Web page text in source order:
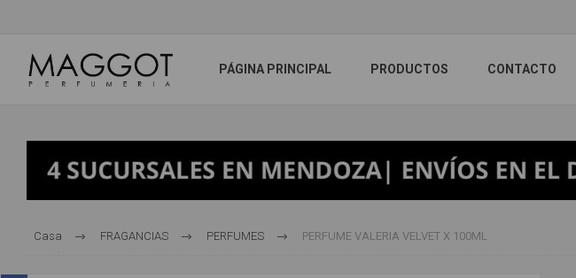
PÁGINA PRINCIPAL PRODUCTOS CONTACTO
Casa FRAGANCIAS PERFUMES PERFUME VALERIA VELVET X 100ML